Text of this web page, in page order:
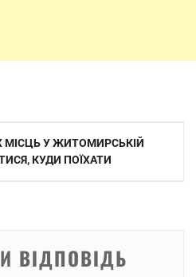
У ЖИТОМИРСЬКІЙ
КУДИ ПОЇХАТИ
ВІДПОВІДЬ